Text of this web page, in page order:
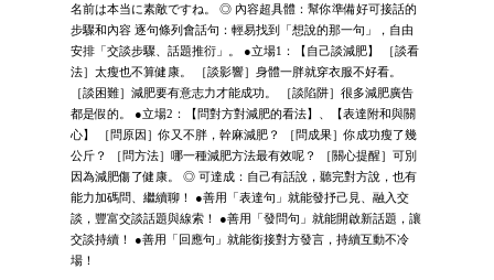
名前は本当に素敵ですね。 ◎ 內容超具體：幫你準備好可接話的
步驟和內容 逐句條列會話句：輕易找到「想說的那一句」，自由
安排「交談步驟、話題推衍」。 ●立場1：【自己談減肥】 ［談看
法］太瘦也不算健康。 ［談影響］身體一胖就穿衣服不好看。
［談困難］減肥要有意志力才能成功。 ［談陷阱］很多減肥廣告
都是假的。 ●立場2：【問對方對減肥的看法】、【表達附和與關
心】 ［問原因］你又不胖，幹麻減肥？ ［問成果］你成功瘦了幾
公斤？ ［問方法］哪一種減肥方法最有效呢？ ［關心提醒］可別
因為減肥傷了健康。 ◎ 可達成：自己有話說，聽完對方說，也有
能力加碼問、繼續聊！ ●善用「表達句」就能發抒己見、融入交
談，豐富交談話題與線索！ ●善用「發問句」就能開啟新話題，讓
交談持續！ ●善用「回應句」就能銜接對方發言，持續互動不冷
場！